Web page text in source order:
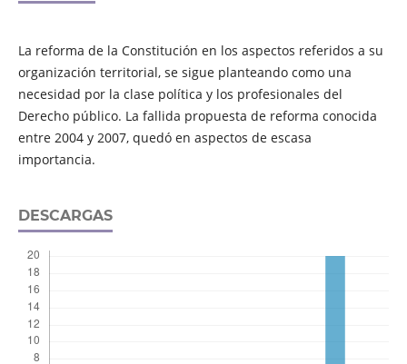
La reforma de la Constitución en los aspectos referidos a su
organización territorial, se sigue planteando como una
necesidad por la clase política y los profesionales del
Derecho público. La fallida propuesta de reforma conocida
entre 2004 y 2007, quedó en aspectos de escasa
importancia.
DESCARGAS